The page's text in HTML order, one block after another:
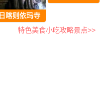
日喀则依玛寺
特色美食小吃攻略景点>>